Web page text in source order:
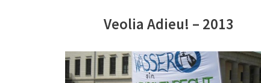
Veolia Adieu! – 2013